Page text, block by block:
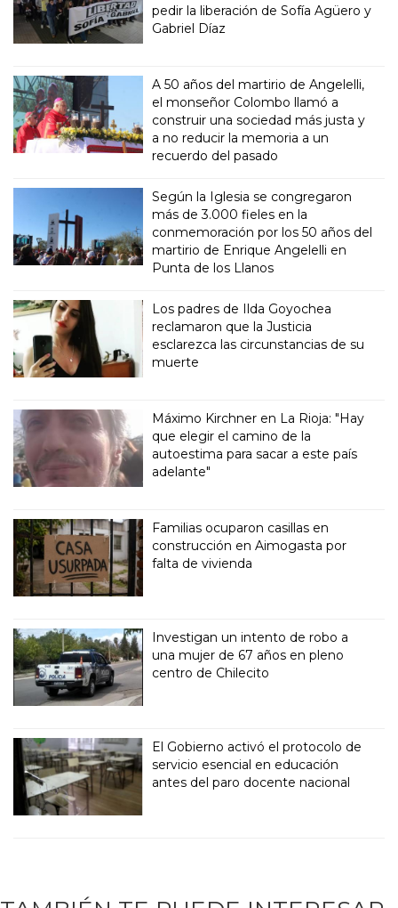
pedir la liberación de Sofía Agüero y
Gabriel Díaz
A 50 años del martirio de Angelelli,
el monseñor Colombo llamó a
construir una sociedad más justa y
a no reducir la memoria a un
recuerdo del pasado
Según la Iglesia se congregaron
más de 3.000 fieles en la
conmemoración por los 50 años del
martirio de Enrique Angelelli en
Punta de los Llanos
Los padres de Ilda Goyochea
reclamaron que la Justicia
esclarezca las circunstancias de su
muerte
Máximo Kirchner en La Rioja: "Hay
que elegir el camino de la
autoestima para sacar a este país
adelante"
Familias ocuparon casillas en
construcción en Aimogasta por
falta de vivienda
Investigan un intento de robo a
una mujer de 67 años en pleno
centro de Chilecito
El Gobierno activó el protocolo de
servicio esencial en educación
antes del paro docente nacional